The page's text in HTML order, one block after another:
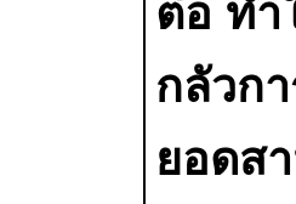
ต่อ ทำ
กลัวก
ยอดส